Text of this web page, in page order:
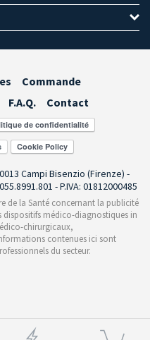
Commande
F.A.Q.
Contact
Campi Bisenzio (Firenze) -
- P.IVA: 01812000485
de la Santé concernant la publicité
dispositifs médico-diagnostiques in
chirurgicaux,
contenues ici sont
du secteur.